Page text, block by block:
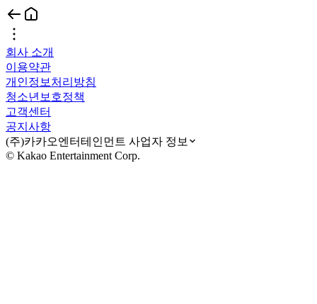
회사 소개
이용약관
개인정보처리방침
청소년보호정책
고객센터
공지사항
(주)카카오엔터테인먼트 사업자 정보
© Kakao Entertainment Corp.